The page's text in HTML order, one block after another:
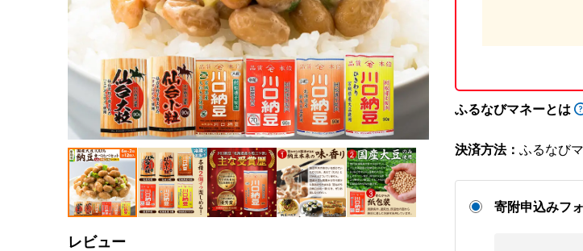
ふるなびマネーとは
決済方法： ふるなび
寄附申込みフ
レビュー